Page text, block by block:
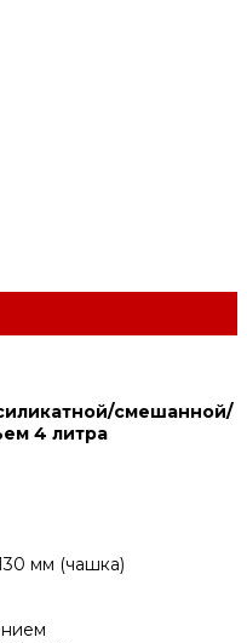
смешанной/
4 литра
мм (чашка)